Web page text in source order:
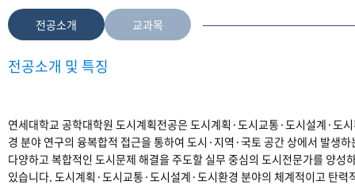
전공소개 교과목
전공소개 및 특징
연세대학교 공학대학원 도시계획전공은 도시계획·도시교통·도시설계·도
경 분야 연구의 융복합적 접근을 통하여 도시·지역·국토 공간 상에서 발생하
다양하고 복합적인 도시문제 해결을 주도할 실무 중심의 도시전문가를 양성
있습니다. 도시계획·도시교통·도시설계·도시환경 분야의 체계적이고 탄력